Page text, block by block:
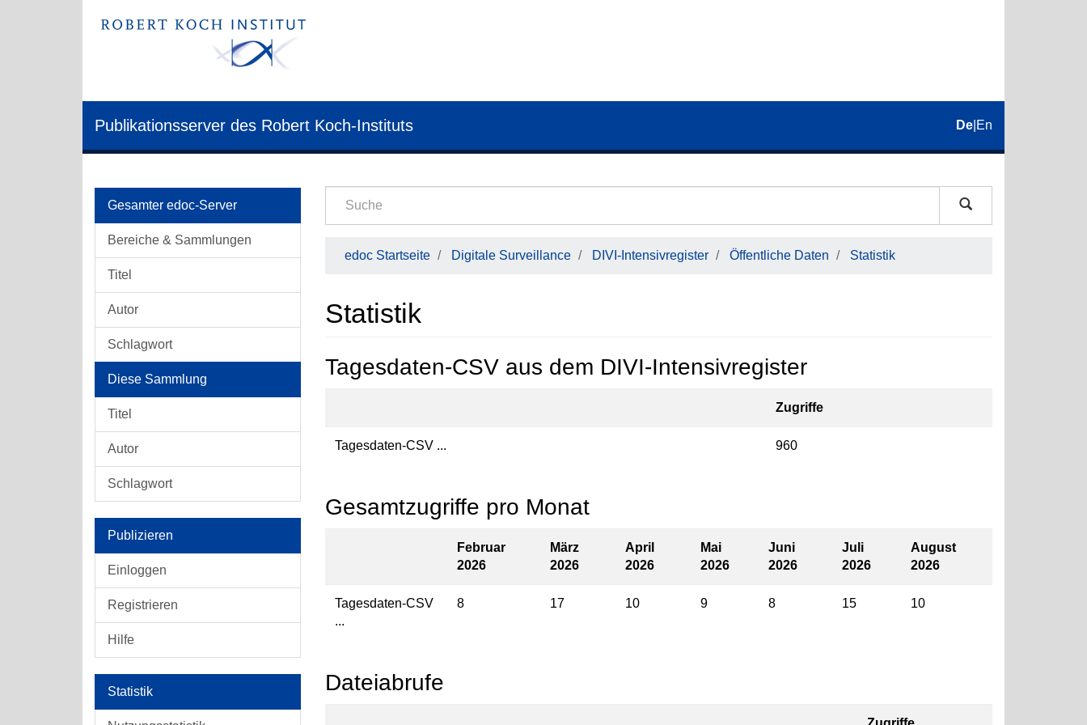
Publikationsserver des Robert Koch-Instituts De En
Gesamter edoc-Server
Bereiche & Sammlungen
Titel
Autor
Schlagwort
Diese Sammlung
Titel
Autor
Schlagwort
Publizieren
Einloggen
Registrieren
Hilfe
Statistik
edoc Startseite Digitale Surveillance DIVI-Intensivregister Öffentliche Daten Statistik
Statistik
Tagesdaten-CSV aus dem DIVI-Intensivregister
Zugriffe
Tagesdaten-CSV ... 960
Gesamtzugriffe pro Monat
Februar
2026
März
2026
April
2026
Mai
2026
Juni
2026
Juli
2026
August
2026
Tagesdaten-CSV
...
8 17 10 9 8 15 10
Dateiabrufe